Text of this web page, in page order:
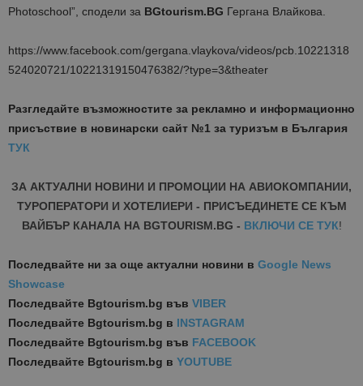
Photoschool”, сподели за BGtourism.BG Гергана Влайкова.
https://www.facebook.com/gergana.vlaykova/videos/pcb.10221318
524020721/10221319150476382/?type=3&theater
Разгледайте възможностите за рекламно и информационно
присъствие в новинарски сайт №1 за туризъм в България
ТУК
ЗА АКТУАЛНИ НОВИНИ И ПРОМОЦИИ НА АВИОКОМПАНИИ,
ТУРОПЕРАТОРИ И ХОТЕЛИЕРИ - ПРИСЪЕДИНЕТЕ СЕ КЪМ
ВАЙБЪР КАНАЛА НА BGTOURISM.BG - ВКЛЮЧИ СЕ ТУК!
Последвайте ни за още актуални новини в Google News
Showcase
Последвайте Bgtourism.bg във VIBER
Последвайте Bgtourism.bg в INSTAGRAM
Последвайте Bgtourism.bg във FACEBOOK
Последвайте Bgtourism.bg в YOUTUBE